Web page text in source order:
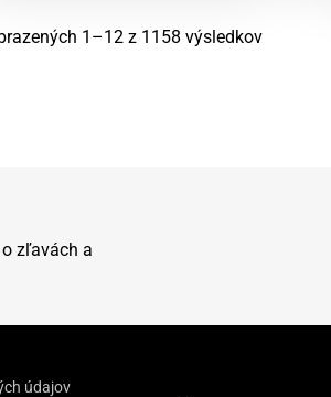
1–12 z 1158 výsledkovZoradené
zľavách a
údajov